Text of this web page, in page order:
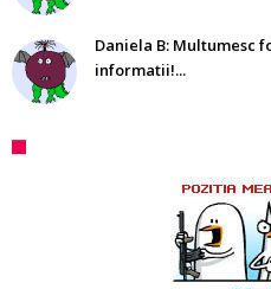
Daniela B: Multumesc
informatii!...